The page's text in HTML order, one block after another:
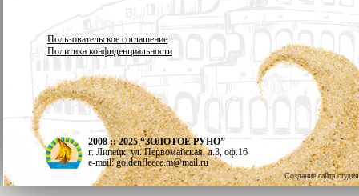
Пользовательское соглашение
Политика конфиденциальности
2008 :: 2025 “ЗОЛОТОЕ РУНО”
г. Липецк, ул. Первомайская, д.3, оф.16
e-mail: goldenfleece.m@mail.ru
Создание сайта